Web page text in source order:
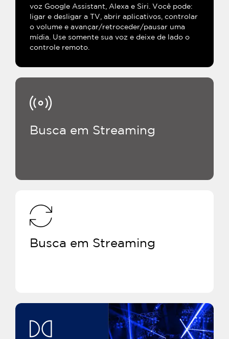
voz Google Assistant, Alexa e Siri. Você pode:
ligar e desligar a TV, abrir aplicativos, controlar
o volume e avançar/retroceder/pausar uma
mídia. Use somente sua voz e deixe de lado o
controle remoto.
Busca em Streaming
Busca em Streaming